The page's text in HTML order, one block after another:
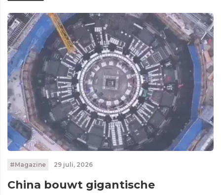
#Magazine 29 juli, 2026
China bouwt gigantische